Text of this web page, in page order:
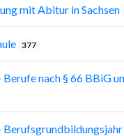
mit Abitur in Sachsen
377
Berufe nach § 66 BBiG
Berufsgrundbildungsjahr